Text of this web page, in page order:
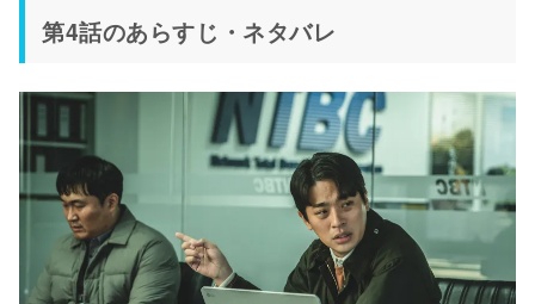
第4話のあらすじ・ネタバレ